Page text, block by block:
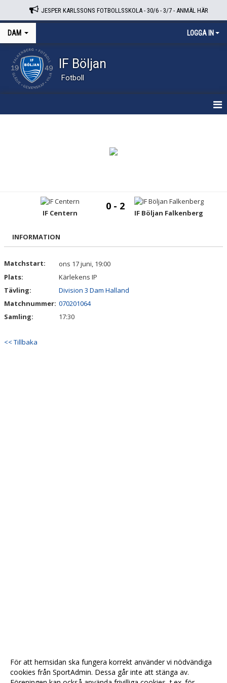
JESPER KARLSSONS FOTBOLLSSKOLA - 30/6 - 3/7 - ANMÄL HÄR
DAM LOGGA IN
IF Böljan
Fotboll
BILDGALLERI
DOKUMENT
MATCHER
IF Centern
0 - 2
IF Böljan Falkenberg
INFORMATION
Matchstart:
ons 17 juni, 19:00
Plats:
Kärlekens IP
Tävling:
Division 3 Dam Halland
Matchnummer: 070201064
Samling:
17:30
<< Tillbaka
För att hemsidan ska fungera korrekt använder vi nödvändiga
cookies från SportAdmin. Dessa går inte att stänga av.